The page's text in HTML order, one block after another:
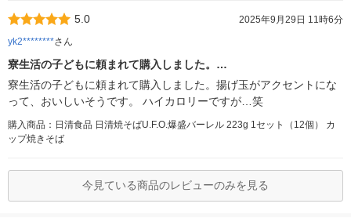
5.0
2025年9月29日 11時6分
yk2********さん
寮生活の子どもに頼まれて購入しました。…
寮生活の子どもに頼まれて購入しました。揚げ玉がアクセントにな
って、おいしいそうです。 ハイカロリーですが…笑
購入商品：日清食品 日清焼そばU.F.O.爆盛バーレル 223g 1セット（12個） カ
ップ焼きそば
今見ている商品のレビューのみを見る